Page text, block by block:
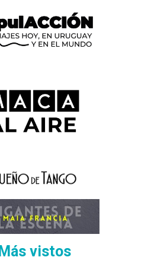
Más vistos